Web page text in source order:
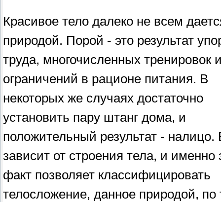
Красивое тело далеко не всем
природой. Порой - это результат
труда, многочисленных тренировок
ограничений в рационе питания. В
некоторых же случаях достаточно
установить пару штанг дома, и
положительный результат - налицо.
зависит от строения тела, и именно
факт позволяет классифицировать
телосложение, данное природой, по